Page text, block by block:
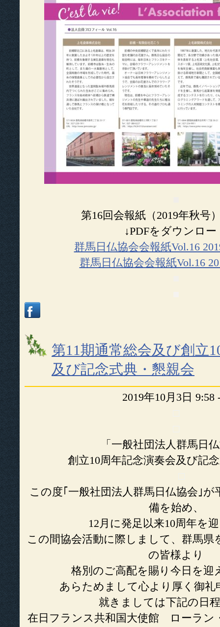
第16回会報紙（2019年秋号
↓PDFをダウンロー
群馬日仏協会会報紙Vol.16
群馬日仏協会会報紙Vol.16
第11期通常総会及び創立
及び記念式典・懇親会
2019年10月3日
「一般社団法人群馬日
創立10周年記念演奏会及び記
この度｢一般社団法人群馬日仏協会｣が
備を始め、
12月に発足以来10周年を
この間協会活動に際しまして、群馬県
の皆様より
格別のご高配を賜り今日を迎
あらためまして心より厚く御礼
就きましては下記の日
在日フランス共和国大使館 ローラン